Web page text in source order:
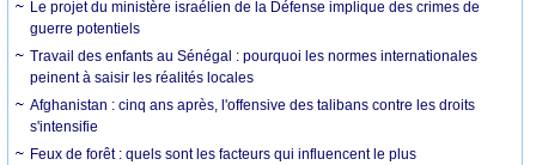
Le projet du ministère israélien de la Défense implique des crimes de
guerre potentiels
Travail des enfants au Sénégal : pourquoi les normes internationales
peinent à saisir les réalités locales
Afghanistan : cinq ans après, l'offensive des talibans contre les droits
s'intensifie
Feux de forêt : quels sont les facteurs qui influencent le plus